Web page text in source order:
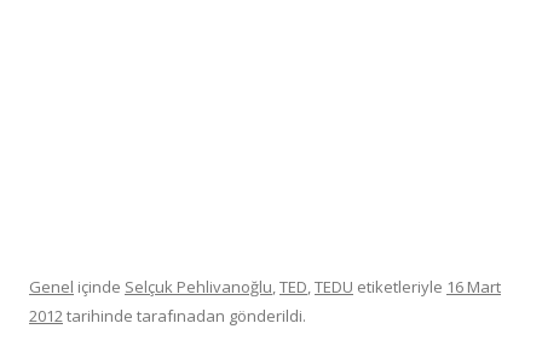
Genel içinde Selçuk Pehlivanoğlu,TED,TEDU etiketleriyle 16 Mart
2012tarihinde tarafınadan gönderildi.